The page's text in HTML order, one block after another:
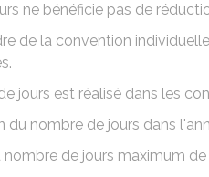
ne bénéficie pas de
de la convention
jours est réalisé dans les
du nombre de jours dans
de jours maximum